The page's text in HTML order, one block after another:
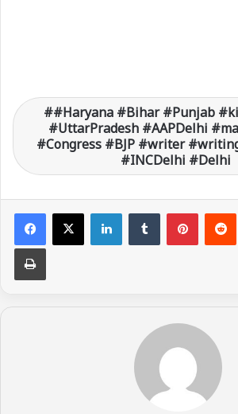
#Haryana #Bihar #Punjab
#UttarPradesh #AAPDelhi
#Congress #BJP #writer
#INCDelhi #Delhi
LinkedIn